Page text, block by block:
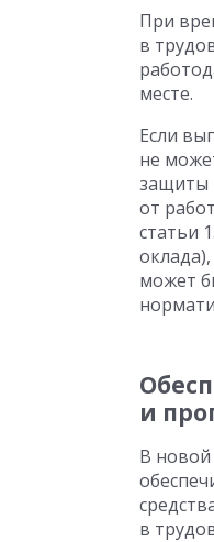
При
в
месте.
Если
не
защиты
от
статьи
может
и
В новой
в